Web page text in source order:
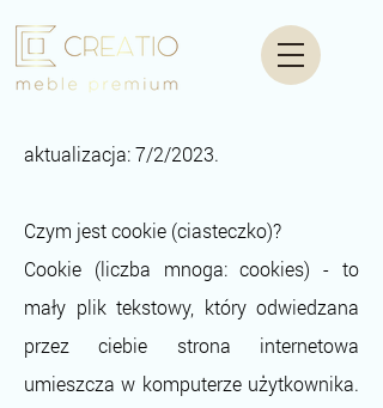
aktualizacja: 7/2/2023.
Czym jest cookie (ciasteczko)?
Cookie (liczba mnoga: cookies) - to
mały plik tekstowy, który odwiedzana
przez ciebie strona internetowa
umieszcza w komputerze użytkownika.